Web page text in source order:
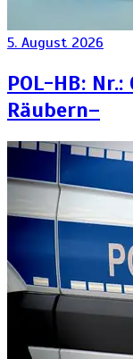
5. August 2026
POL-HB:
Räubern–